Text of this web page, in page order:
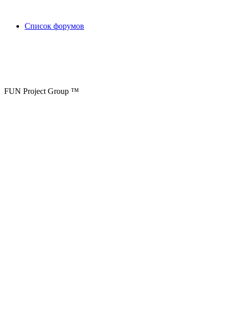
Список форумов
FUN Project Group ™